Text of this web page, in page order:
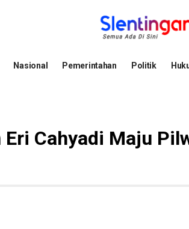
Nasional Pemerintahan Politik
Cahyadi Maju